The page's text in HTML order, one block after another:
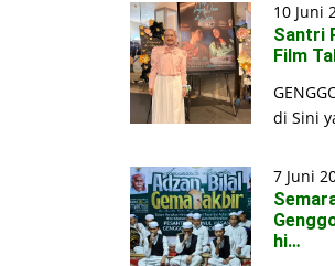
10 Juni
Santri
Film
di Sini
7 Juni
hi…